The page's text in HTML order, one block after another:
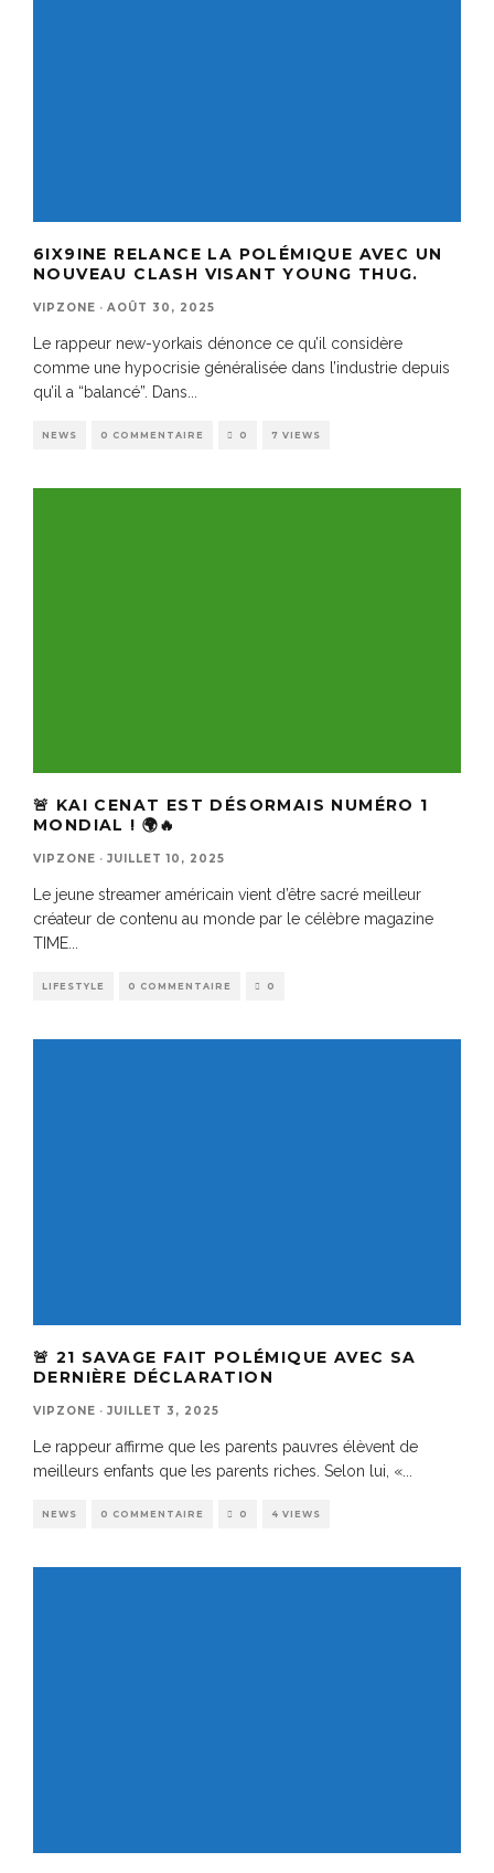
6IX9INE RELANCE LA POLÉMIQUE AVEC UN
NOUVEAU CLASH VISANT YOUNG THUG.
VIPZONE · AOÛT 30, 2025
Le rappeur new-yorkais dénonce ce qu’il considère
comme une hypocrisie généralisée dans l’industrie depuis
qu’il a “balancé”. Dans
NEWS 0 COMMENTAIRE 0 7 VIEWS
🚨 KAI CENAT EST DÉSORMAIS NUMÉRO 1
MONDIAL ! 🌍🔥
VIPZONE · JUILLET 10, 2025
Le jeune streamer américain vient d’être sacré meilleur
créateur de contenu au monde par le célèbre magazine
TIME...
LIFESTYLE 0 COMMENTAIRE 0
🚨 21 SAVAGE FAIT POLÉMIQUE AVEC SA
DERNIÈRE DÉCLARATION
VIPZONE · JUILLET 3, 2025
Le rappeur affirme que les parents pauvres élèvent de
meilleurs enfants que les parents riches. Selon lui, «
NEWS 0 COMMENTAIRE 0 4 VIEWS